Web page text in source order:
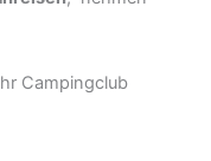
Campingclub